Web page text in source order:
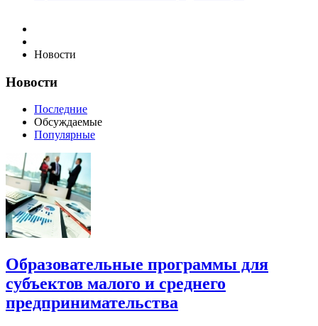
Новости
Новости
Последние
Обсуждаемые
Популярные
Образовательные программы для
субъектов малого и среднего
предпринимательства